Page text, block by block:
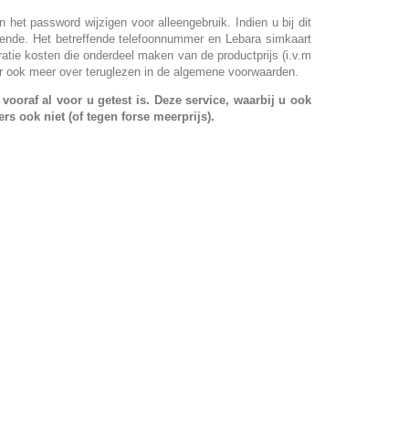
het password wijzigen voor alleengebruik. Indien u bij dit
Het betreffende telefoonnummer en Lebara simkaart
kosten die onderdeel maken van de productprijs (i.v.m
meer over teruglezen in de algemene voorwaarden.
al voor u getest is. Deze service, waarbij u ook
ook niet (of tegen forse meerprijs).